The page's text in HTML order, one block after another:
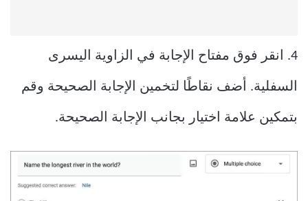
4. انقر فوق مفتاح الإجابة في الزاوية اليسرى
السفلية. أضف نقاطًا لتخمين الإجابة الصحيحة وقم
بتمكين علامة اختيار بجانب الإجابة الصحيحة.